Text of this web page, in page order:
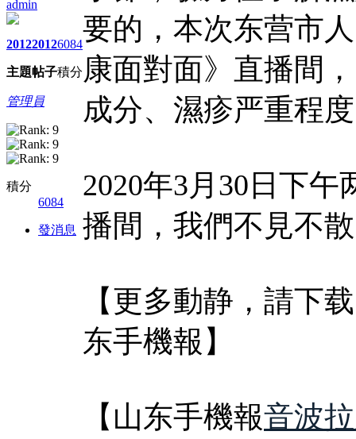
admin
2012
主題
2012
帖子
6084
積分
管理員
積分
6084
發消息
要的，本次东营市
康面對面》直播間
成分、濕疹严重程
2020年3月30日下
播間，我們不見不
【更多動静，請下
东手機報】
【山东手機報音波